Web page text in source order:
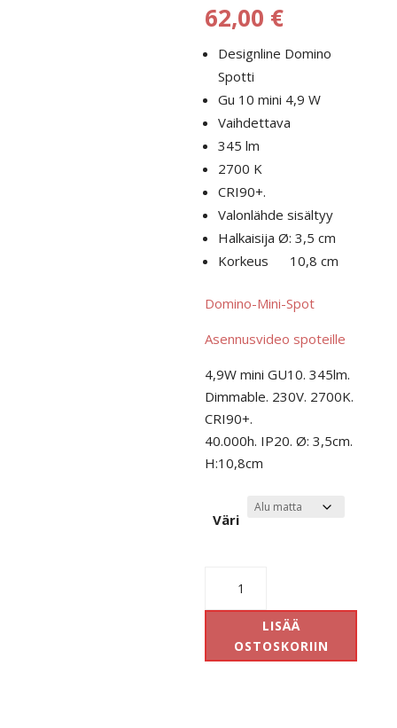
62,00 €
Designline Domino
Spotti
Gu 10 mini 4,9 W
Vaihdettava
345 lm
2700 K
CRI90+.
Valonlähde sisältyy
Halkaisija Ø: 3,5 cm
Korkeus 10,8 cm
Domino-Mini-Spot
Asennusvideo spoteille
4,9W mini GU10. 345lm.
Dimmable. 230V. 2700K.
CRI90+.
40.000h. IP20. Ø: 3,5cm.
H:10,8cm
Väri
Designline
määrä
LISÄÄ
OSTOSKORIIN